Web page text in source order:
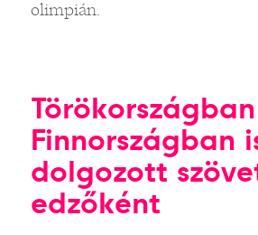
olimpián.
Finnországban
dolgozott
edzőként